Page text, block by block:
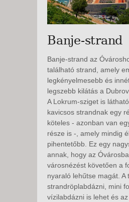
Banje-strand
Banje-strand az
található strand, amely
legkényelmesebb és
legszebb kilátás a
A Lokrum-sziget is
kavicsos strandnak egy
köteles - azonban van
része is -, amely mindig
pihentetőbb. Ez egy
annak, hogy az
városnézést követően a
nyaraló lehűtse magát. A
strandröplabdázni, mini
vízilabdázni is lehet és